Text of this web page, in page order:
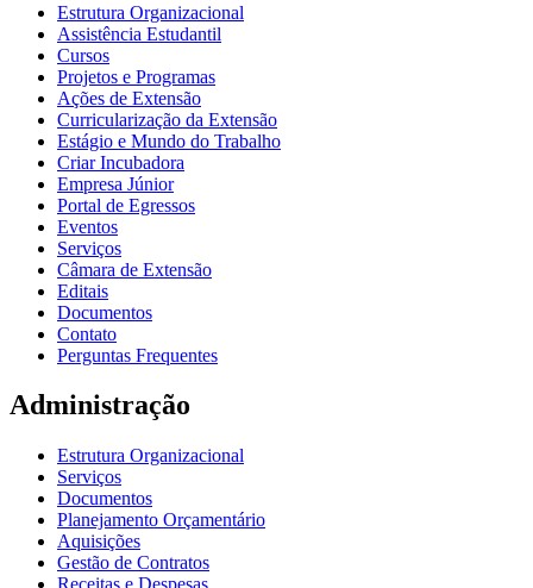
Estrutura Organizacional
Assistência Estudantil
Cursos
Projetos e Programas
Ações de Extensão
Curricularização da Extensão
Estágio e Mundo do Trabalho
Criar Incubadora
Empresa Júnior
Portal de Egressos
Eventos
Serviços
Câmara de Extensão
Editais
Documentos
Contato
Perguntas Frequentes
Administração
Estrutura Organizacional
Serviços
Documentos
Planejamento Orçamentário
Aquisições
Gestão de Contratos